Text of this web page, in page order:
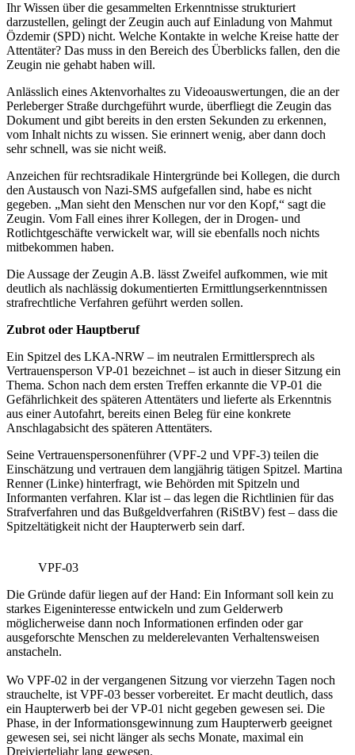
Ihr Wissen über die gesammelten Erkenntnisse strukturiert
darzustellen, gelingt der Zeugin auch auf Einladung von Mahmut
Özdemir (SPD) nicht. Welche Kontakte in welche Kreise hatte der
Attentäter? Das muss in den Bereich des Überblicks fallen, den die
Zeugin nie gehabt haben will.
Anlässlich eines Aktenvorhaltes zu Videoauswertungen, die an der
Perleberger Straße durchgeführt wurde, überfliegt die Zeugin das
Dokument und gibt bereits in den ersten Sekunden zu erkennen,
vom Inhalt nichts zu wissen. Sie erinnert wenig, aber dann doch
sehr schnell, was sie nicht weiß.
Anzeichen für rechtsradikale Hintergründe bei Kollegen, die durch
den Austausch von Nazi-SMS aufgefallen sind, habe es nicht
gegeben. „Man sieht den Menschen nur vor den Kopf,“ sagt die
Zeugin. Vom Fall eines ihrer Kollegen, der in Drogen- und
Rotlichtgeschäfte verwickelt war, will sie ebenfalls noch nichts
mitbekommen haben.
Die Aussage der Zeugin A.B. lässt Zweifel aufkommen, wie mit
deutlich als nachlässig dokumentierten Ermittlungserkenntnissen
strafrechtliche Verfahren geführt werden sollen.
Zubrot oder Hauptberuf
Ein Spitzel des LKA-NRW – im neutralen Ermittlersprech als
Vertrauensperson VP-01 bezeichnet – ist auch in dieser Sitzung ein
Thema. Schon nach dem ersten Treffen erkannte die VP-01 die
Gefährlichkeit des späteren Attentäters und lieferte als Erkenntnis
aus einer Autofahrt, bereits einen Beleg für eine konkrete
Anschlagabsicht des späteren Attentäters.
Seine Vertrauenspersonenführer (VPF-2 und VPF-3) teilen die
Einschätzung und vertrauen dem langjährig tätigen Spitzel. Martina
Renner (Linke) hinterfragt, wie Behörden mit Spitzeln und
Informanten verfahren. Klar ist – das legen die Richtlinien für das
Strafverfahren und das Bußgeldverfahren (RiStBV) fest – dass die
Spitzeltätigkeit nicht der Haupterwerb sein darf.
VPF-03
Die Gründe dafür liegen auf der Hand: Ein Informant soll kein zu
starkes Eigeninteresse entwickeln und zum Gelderwerb
möglicherweise dann noch Informationen erfinden oder gar
ausgeforschte Menschen zu melderelevanten Verhaltensweisen
anstacheln.
Wo VPF-02 in der vergangenen Sitzung vor vierzehn Tagen noch
strauchelte, ist VPF-03 besser vorbereitet. Er macht deutlich, dass
ein Haupterwerb bei der VP-01 nicht gegeben gewesen sei. Die
Phase, in der Informationsgewinnung zum Haupterwerb geeignet
gewesen sei, sei nicht länger als sechs Monate, maximal ein
Dreivierteljahr lang gewesen.